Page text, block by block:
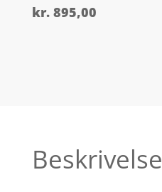
kr.895,00
Beskrivelse